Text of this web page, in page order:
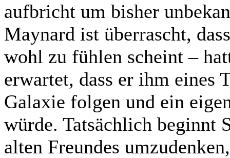
aufbricht um bisher
Maynard ist überrascht,
wohl zu fühlen scheint –
erwartet, dass er ihm eines
Galaxie folgen und ein
würde. Tatsächlich beginnt
alten Freundes